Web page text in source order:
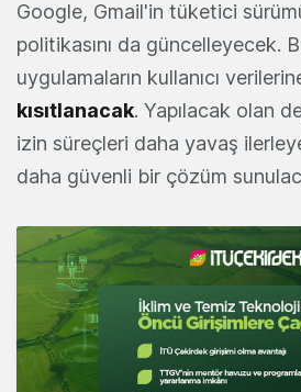
Google, Gmail'in tüketici
politikasını da güncelleyecek.
uygulamaların kullanıcı
kısıtlanacak. Yapılacak olan
izin süreçleri daha yavaş
daha güvenli bir çözüm